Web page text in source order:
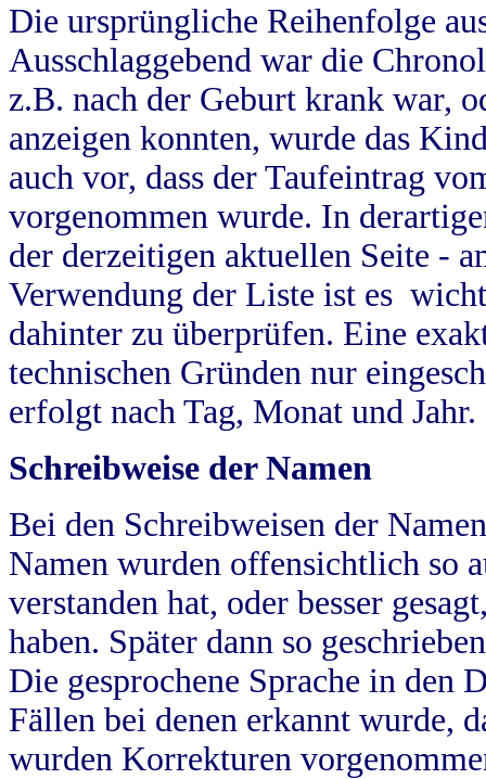
Die ursprüngliche Reihenfolge
Ausschlaggebend war die
z.B. nach der Geburt krank war,
anzeigen konnten, wurde das
auch vor, dass der Taufeintrag
vorgenommen wurde. In
der derzeitigen aktuellen Seite -
Verwendung der Liste ist es
dahinter zu überprüfen. Eine
technischen Gründen nur
erfolgt nach Tag, Monat und Jahr.
Schreibweise der Namen
Bei den Schreibweisen der
Namen wurden offensichtlich so
verstanden hat, oder besser
haben. Später dann so
Die gesprochene Sprache in
Fällen bei denen erkannt wurde,
wurden Korrekturen